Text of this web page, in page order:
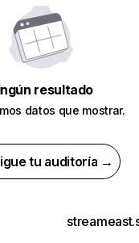
resultado
datos que mostrar.
tu auditoría →